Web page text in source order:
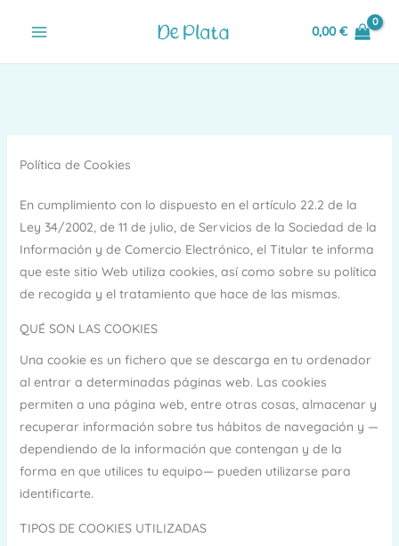
0,00€
Política de Cookies
En cumplimiento con lo dispuesto en el artículo 22.2 de la
Ley 34/2002, de 11 de julio, de Servicios de la Sociedad de la
Información y de Comercio Electrónico, el Titular te informa
que este sitio Web utiliza cookies, así como sobre su política
de recogida y el tratamiento que hace de las mismas.
QUÉ SON LAS COOKIES
Una cookie es un fichero que se descarga en tu ordenador
al entrar a determinadas páginas web. Las cookies
permiten a una página web, entre otras cosas, almacenar y
recuperar información sobre tus hábitos de navegación y —
dependiendo de la información que contengan y de la
forma en que utilices tu equipo— pueden utilizarse para
identificarte.
TIPOS DE COOKIES UTILIZADAS